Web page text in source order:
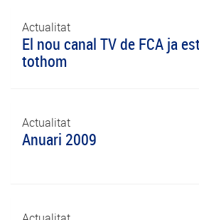
Actualitat
El nou canal TV de FCA ja
tothom
Actualitat
Anuari 2009